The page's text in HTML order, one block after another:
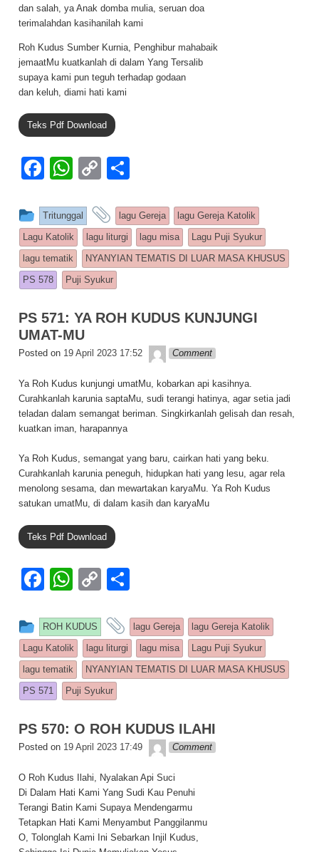
dan salah, ya Anak domba mulia, seruan doa
terimalahdan kasihanilah kami
Roh Kudus Sumber Kurnia, Penghibur mahabaik
jemaatMu kuatkanlah di dalam Yang Tersalib
supaya kami pun teguh terhadap godaan
dan keluh, diami hati kami
Teks Pdf Download
F
c
e
b
o
k
W
at
s
A
p
C
p
y
Li
n
ar
e
This entry was posted in
Tritunggal and tagged
lagu Gereja
lagu Gereja Katolik
Lagu Katolik
lagu liturgi lagu misa
Lagu Puji Syukur
lagu tematik
NYANYIAN TEMATIS DI LUAR MASA KHUSUS
PS 578
Puji Syukur
PS 571: YA ROH KUDUS KUNJUNGI
UMAT-MU
Posted on 19 April 2023 17:52 Lapopp music
Comment
Ya Roh Kudus kunjungi umatMu, kobarkan api kasihnya.
Curahkanlah karunia saptaMu, sudi terangi hatinya, agar setia jadi
teladan dalam semangat beriman. Singkirkanlah gelisah dan resah,
kuatkan iman, harapannya
Ya Roh Kudus, semangat yang baru, cairkan hati yang beku.
Curahkanlah karunia peneguh, hidupkan hati yang lesu, agar rela
menolong sesama, dan mewartakan karyaMu. Ya Roh Kudus
satukan umatMu, di dalam kasih dan karyaMu
Teks Pdf Download
F
c
e
b
o
k
W
at
s
A
p
C
p
y
Li
n
ar
e
This entry was posted in
ROH KUDUS and tagged
lagu Gereja
lagu Gereja Katolik
Lagu Katolik
lagu liturgi lagu misa
Lagu Puji Syukur
lagu tematik
NYANYIAN TEMATIS DI LUAR MASA KHUSUS
PS 571
Puji Syukur
PS 570: O ROH KUDUS ILAHI
Posted on 19 April 2023 17:49 Lapopp music
Comment
O Roh Kudus Ilahi, Nyalakan Api Suci
Di Dalam Hati Kami Yang Sudi Kau Penuhi
Terangi Batin Kami Supaya Mendengarmu
Tetapkan Hati Kami Menyambut Panggilanmu
O, Tolonglah Kami Ini Sebarkan Injil Kudus,